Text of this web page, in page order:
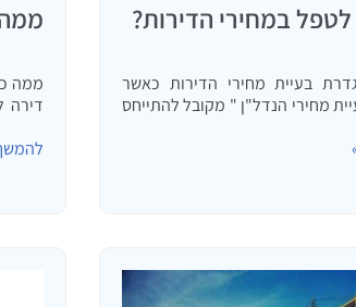
במחירי הדירות?
11/2015 הגדרת בעיית מחירי הדירות כאשר
מחירי הנדל"ן " מקובל להתייחס
לרכוש את דירת המגורים הראשונה
ממה
דירה